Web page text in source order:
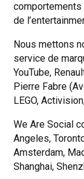
comportements
de
Nous mettons
service de
YouTube,
Pierre Fabre
LEGO,
We Are Social
Angeles,
Amsterdam,
Shanghai,